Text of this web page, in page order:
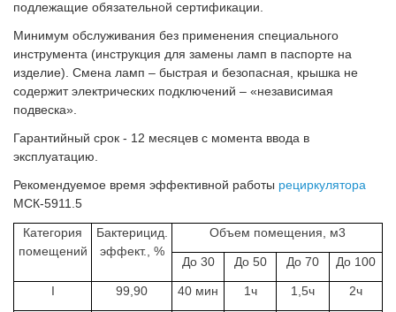
подлежащие обязательной сертификации.
Минимум обслуживания без применения специального
инструмента (инструкция для замены ламп в паспорте на
изделие). Смена ламп – быстрая и безопасная, крышка не
содержит электрических подключений – «независимая
подвеска».
Гарантийный срок - 12 месяцев с момента ввода в
эксплуатацию.
Рекомендуемое время эффективной работы рециркулятора
МСК-5911.5
Категория
помещений
Бактерицид.
эффект., %
Объем помещения, м3
До 30 До 50 До 70 До 100
I 99,90 40 мин 1ч 1,5ч 2ч